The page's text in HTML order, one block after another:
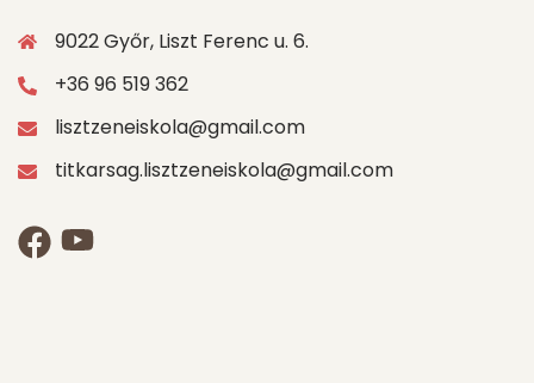
9022 Győr, Liszt Ferenc u. 6.
+36 96 519 362
lisztzeneiskola@gmail.com
titkarsag.lisztzeneiskola@gmail.com